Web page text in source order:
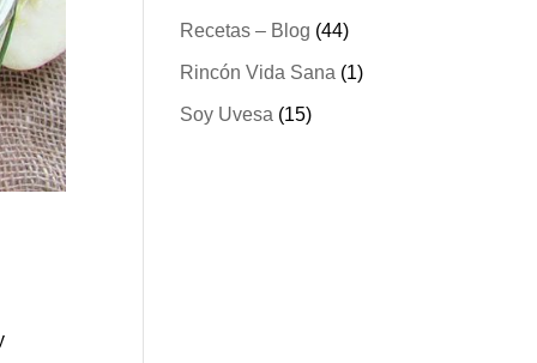
Recetas – Blog (44)
Rincón Vida Sana (1)
Soy Uvesa (15)